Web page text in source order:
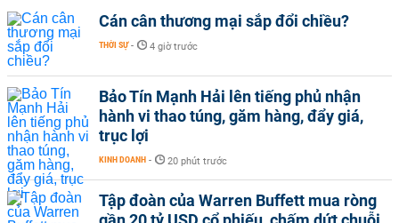
Cán cân thương mại sắp đổi chiều?
THỜI SỰ - 4 giờ trước
Bảo Tín Mạnh Hải lên tiếng phủ nhận
hành vi thao túng, găm hàng, đẩy giá,
trục lợi
KINH DOANH - 20 phút trước
Tập đoàn của Warren Buffett mua ròng